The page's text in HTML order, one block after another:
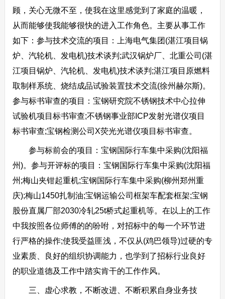
顾，关心无微不至，使我在这里感觉到了家庭的温暖，
从而能够使我能够很快的进入工作角色。主要从事工作
如下：参与技术交流的项目：上海电气集团(湛江项目锅
炉、汽轮机、发电机)技术谈判;武汉锅炉厂、北重公司(湛
江项目锅炉、汽轮机、发电机)技术谈判;湛江项目原燃料
取制样系统、烧结成品试验装置技术交流(徐州赫尔斯)。
参与标书审查的项目：宝钢研究院不锈钢技术中心拉伸
试验机项目标书审查;不锈钢事业部ICP发射光谱仪项目
标书审查;宝钢检测公司X荧光光谱仪项目标书审查。
参与标前会的项目：宝钢国际行车集中采购(沈阳福
州)。参与开评标的项目：宝钢国际行车集中采购(沈阳福
州;梅山夹钳起重机;宝钢国际行车集中采购(柳州郑州重
庆);梅山1450扎制油;宝钢运输公司框架车配套框架;宝钢
股份直属厂部2030冷轧25t桥式起重机等。在以上的工作
中我按照各位师傅的的吩咐，对招标中的每一个环节进
行严格的操作;使我受益匪浅，不仅从(鸡巴领导)过硬的专
业素质、良好的组织协调能力，也学到了招标行业良好
的职业道德及工作中踏实肯干的工作作风。
三、虚心求教，不断改进、不断积累自身业务技